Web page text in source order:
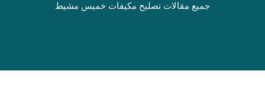
جميع مقالات تصليح مكيفات خميس مشيط